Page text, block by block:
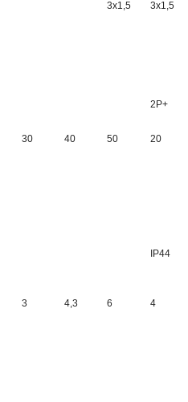
3х1,5 3х1,5
2Р+
30 40 50 20
IP44
3 4,3 6 4